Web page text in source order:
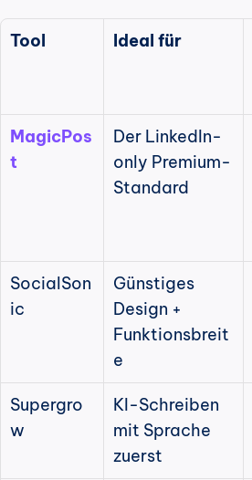
Tool Ideal für
MagicPos
t
Der LinkedIn-
only Premium-
Standard
SocialSon
ic
Günstiges
Design +
Funktionsbreit
e
Supergro
w
KI-Schreiben
mit Sprache
zuerst